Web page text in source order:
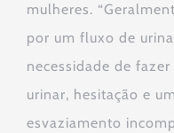
mulheres.
por um fluxo de
necessidade de
urinar, hesitação e
esvaziamento